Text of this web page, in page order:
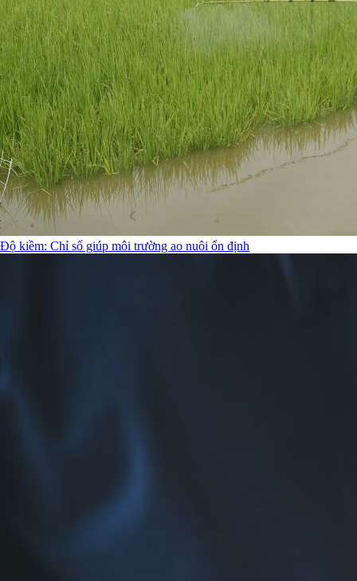
Độ kiềm: Chỉ số giúp môi trường ao nuôi ổn định